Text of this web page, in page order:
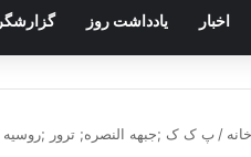
اخبار یادداشت روز گزارشگر
خانه / پ ک ک ;جبهه النصره; ترور ;روسیه